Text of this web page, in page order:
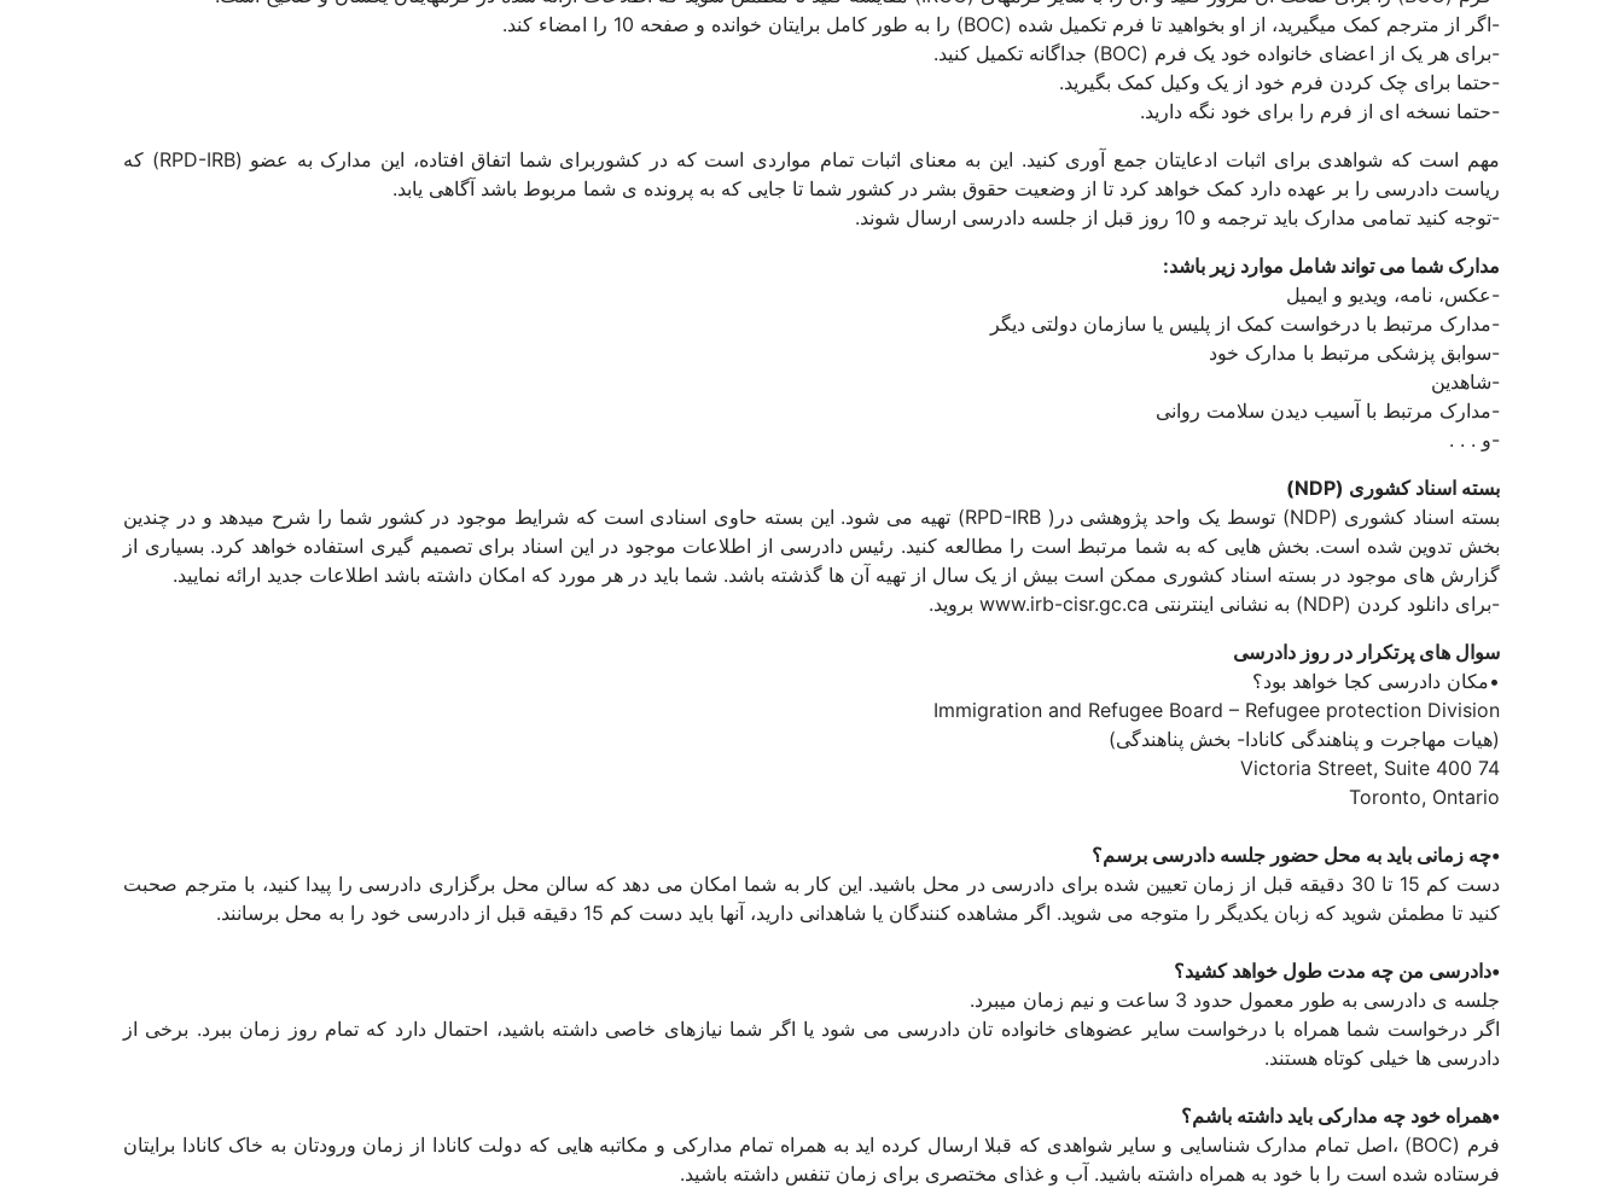
-اگر از مترجم کمک میگیرید، از او بخواهید تا فرم تکمیل شده (BOC) را به طور کامل برایتان خوانده و صفحه 10 را امضاء کند.
-برای هر یک از اعضای خانواده خود یک فرم (BOC) جداگانه تکمیل کنید.
-حتما برای چک کردن فرم خود از یک وکیل کمک بگیرید.
-حتما نسخه ای از فرم را برای خود نگه دارید.
مهم است که شواهدی برای اثبات ادعایتان جمع آوری کنید. این به معنای اثبات تمام مواردی است که در کشوربرای شما اتفاق افتاده، این مدارک به عضو (RPD-IRB) که
ریاست دادرسی را بر عهده دارد کمک خواهد کرد تا از وضعیت حقوق بشر در کشور شما تا جایی که به پرونده ی شما مربوط باشد آگاهی یابد.
-توجه کنید تمامی مدارک باید ترجمه و 10 روز قبل از جلسه دادرسی ارسال شوند.
مدارک شما می تواند شامل موارد زیر باشد:
-عکس، نامه، ویدیو و ایمیل
-مدارک مرتبط با درخواست کمک از پلیس یا سازمان دولتی دیگر
-سوابق پزشکی مرتبط با مدارک خود
-شاهدین
-مدارک مرتبط با آسیب دیدن سلامت روانی
-و . . .
بسته اسناد کشوری (NDP)
بسته اسناد کشوری (NDP) توسط یک واحد پژوهشی در( RPD-IRB) تهیه می شود. این بسته حاوی اسنادی است که شرایط موجود در کشور شما را شرح میدهد و در چندین
بخش تدوین شده است. بخش هایی که به شما مرتبط است را مطالعه کنید. رئیس دادرسی از اطلاعات موجود در این اسناد برای تصمیم گیری استفاده خواهد کرد. بسیاری از
گزارش های موجود در بسته اسناد کشوری ممکن است بیش از یک سال از تهیه آن ها گذشته باشد. شما باید در هر مورد که امکان داشته باشد اطلاعات جدید ارائه نمایید.
-برای دانلود کردن (NDP) به نشانی اینترنتی www.irb-cisr.gc.ca بروید.
سوال های پرتکرار در روز دادرسی
•مکان دادرسی کجا خواهد بود؟
Immigration and Refugee Board – Refugee protection Division
(هیات مهاجرت و پناهندگی کانادا- بخش پناهندگی)
74 Victoria Street, Suite 400
Toronto, Ontario
•چه زمانی باید به محل حضور جلسه دادرسی برسم؟
دست کم 15 تا 30 دقیقه قبل از زمان تعیین شده برای دادرسی در محل باشید. این کار به شما امکان می دهد که سالن محل برگزاری دادرسی را پیدا کنید، با مترجم صحبت
کنید تا مطمئن شوید که زبان یکدیگر را متوجه می شوید. اگر مشاهده کنندگان یا شاهدانی دارید، آنها باید دست کم 15 دقیقه قبل از دادرسی خود را به محل برسانند.
•دادرسی من چه مدت طول خواهد کشید؟
جلسه ی دادرسی به طور معمول حدود 3 ساعت و نیم زمان میبرد.
اگر درخواست شما همراه با درخواست سایر عضوهای خانواده تان دادرسی می شود یا اگر شما نیازهای خاصی داشته باشید، احتمال دارد که تمام روز زمان ببرد. برخی از
دادرسی ها خیلی کوتاه هستند.
•همراه خود چه مدارکی باید داشته باشم؟
فرم (BOC) ،اصل تمام مدارک شناسایی و سایر شواهدی که قبلا ارسال کرده اید به همراه تمام مدارکی و مکاتبه هایی که دولت کانادا از زمان ورودتان به خاک کانادا برایتان
فرستاده شده است را با خود به همراه داشته باشید. آب و غذای مختصری برای زمان تنفس داشته باشید.